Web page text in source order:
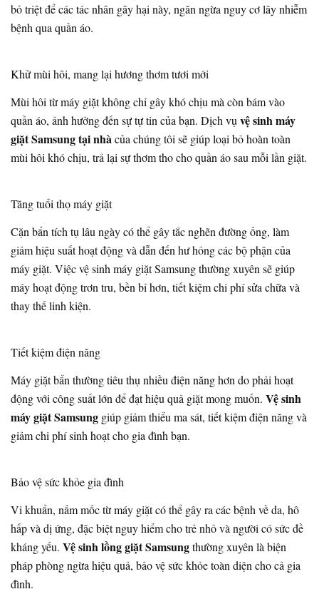
bỏ triệt để các tác nhân gây hại này, ngăn ngừa nguy cơ lây nhiễm
bệnh qua quần áo.
Khử mùi hôi, mang lại hương thơm tươi mới
Mùi hôi từ máy giặt không chỉ gây khó chịu mà còn bám vào
quần áo, ảnh hưởng đến sự tự tin của bạn. Dịch vụ vệ sinh máy
giặt Samsung tại nhà của chúng tôi sẽ giúp loại bỏ hoàn toàn
mùi hôi khó chịu, trả lại sự thơm tho cho quần áo sau mỗi lần giặt.
Tăng tuổi thọ máy giặt
Cặn bẩn tích tụ lâu ngày có thể gây tắc nghẽn đường ống, làm
giảm hiệu suất hoạt động và dẫn đến hư hỏng các bộ phận của
máy giặt. Việc vệ sinh máy giặt Samsung thường xuyên sẽ giúp
máy hoạt động trơn tru, bền bỉ hơn, tiết kiệm chi phí sửa chữa và
thay thế linh kiện.
Tiết kiệm điện năng
Máy giặt bẩn thường tiêu thụ nhiều điện năng hơn do phải hoạt
động với công suất lớn để đạt hiệu quả giặt mong muốn. Vệ sinh
máy giặt Samsung giúp giảm thiểu ma sát, tiết kiệm điện năng và
giảm chi phí sinh hoạt cho gia đình bạn.
Bảo vệ sức khỏe gia đình
Vi khuẩn, nấm mốc từ máy giặt có thể gây ra các bệnh về da, hô
hấp và dị ứng, đặc biệt nguy hiểm cho trẻ nhỏ và người có sức đề
kháng yếu. Vệ sinh lồng giặt Samsungthường xuyên là biện
pháp phòng ngừa hiệu quả, bảo vệ sức khỏe toàn diện cho cả gia
đình.